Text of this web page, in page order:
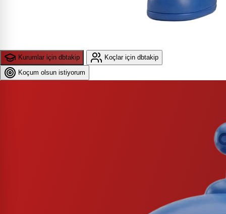
Kurumlar için dbtakip
Koçlar için dbtakip
Koçum olsun istiyorum